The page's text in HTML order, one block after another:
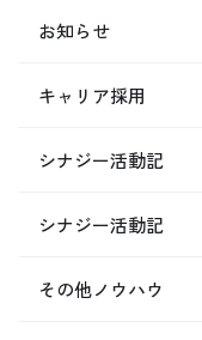
お知らせ
キャリア採用
シナジー活動記
シナジー活動記
その他ノウハウ